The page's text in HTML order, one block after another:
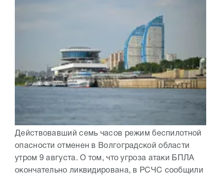
Действовавший семь часов режим беспилотной
опасности отменен в Волгоградской области
утром 9 августа. О том, что угроза атаки БПЛА
окончательно ликвидирована, в РСЧС сообщили